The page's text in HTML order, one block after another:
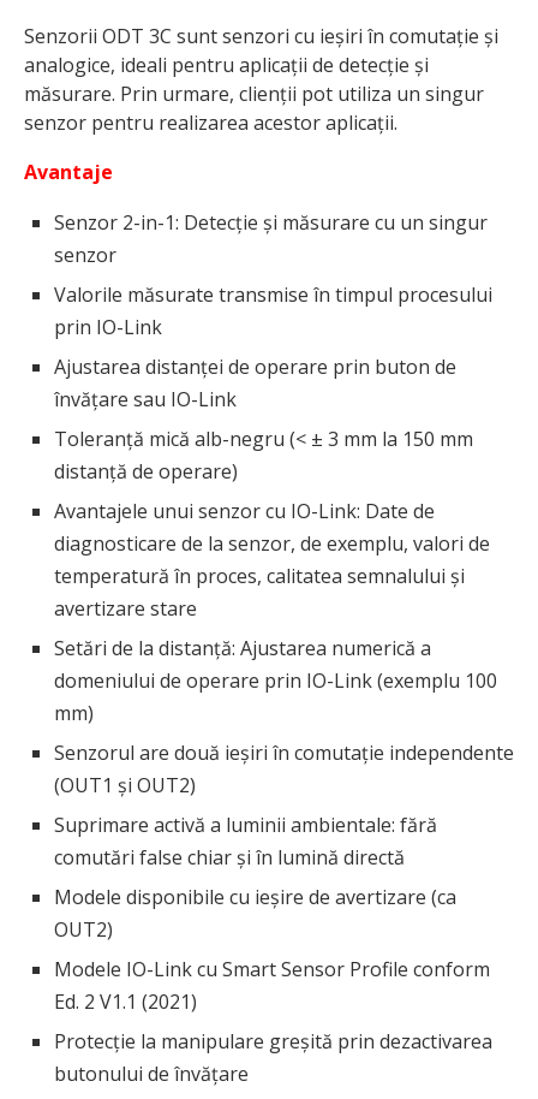
Senzorii ODT 3C sunt senzori cu ieșiri în comutație și
analogice, ideali pentru aplicații de detecție și
măsurare. Prin urmare, clienții pot utiliza un singur
senzor pentru realizarea acestor aplicații.
Avantaje
Senzor 2-in-1: Detecție și măsurare cu un singur
senzor
Valorile măsurate transmise în timpul procesului
prin IO-Link
Ajustarea distanței de operare prin buton de
învățare sau IO-Link
Toleranță mică alb-negru (< ± 3 mm la 150 mm
distanță de operare)
Avantajele unui senzor cu IO-Link: Date de
diagnosticare de la senzor, de exemplu, valori de
temperatură în proces, calitatea semnalului și
avertizare stare
Setări de la distanță: Ajustarea numerică a
domeniului de operare prin IO-Link (exemplu 100
mm)
Senzorul are două ieșiri în comutație independente
(OUT1 și OUT2)
Suprimare activă a luminii ambientale: fără
comutări false chiar și în lumină directă
Modele disponibile cu ieșire de avertizare (ca
OUT2)
Modele IO-Link cu Smart Sensor Profile conform
Ed. 2 V1.1 (2021)
Protecție la manipulare greșită prin dezactivarea
butonului de învățare